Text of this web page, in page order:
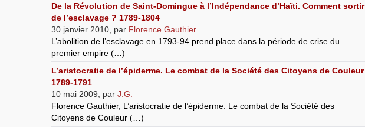
De la Révolution de Saint-Domingue à l’Indépendance d’Haïti. Comment sortir
de l’esclavage ? 1789-1804
30 janvier 2010 par Florence Gauthier
L’abolition de l’esclavage en 1793-94 prend place dans la période de crise du
premier empire (…)
L’aristocratie de l’épiderme. Le combat de la Société des Citoyens de Couleur
1789-1791
10 mai 2009
par J.G.
Florence Gauthier, L’aristocratie de l’épiderme. Le combat de la Société des
Citoyens de Couleur (…)